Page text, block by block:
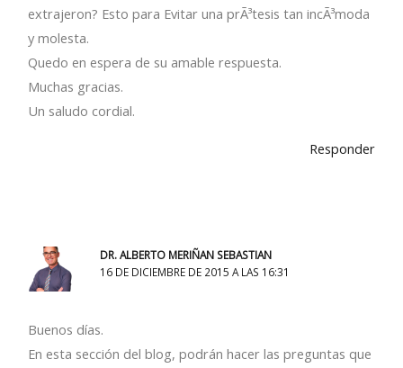
extrajeron? Esto para Evitar una prÃ³tesis tan incÃ³moda
y molesta.
Quedo en espera de su amable respuesta.
Muchas gracias.
Un saludo cordial.
Responder
DR. ALBERTO MERIÑAN SEBASTIAN
16 DE DICIEMBRE DE 2015 A LAS 16:31
Buenos días.
En esta sección del blog, podrán hacer las preguntas que